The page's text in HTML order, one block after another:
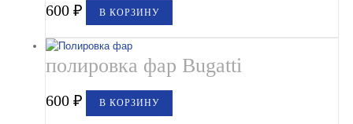
600₽ В КОРЗИНУ
полировка фар Bugatti
600₽ В КОРЗИНУ